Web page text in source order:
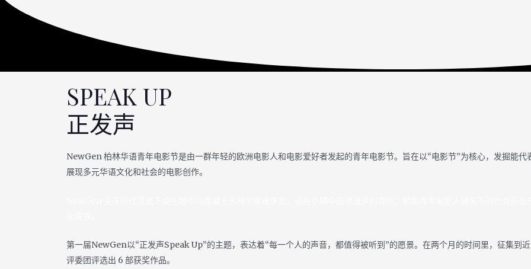
SPEAK UP
正发声
NewGen 柏林华语青年电影节是由一群年轻的欧洲电影人和电影爱好者发起的青年电影节。旨在以“电影节”为核心，发掘能
展现多元华语文化和社会的电影创作。
第一届NewGen以“正发声Speak Up”的主题，表达着“每一个人的声音，都值得被听到”的愿景。在两个月的时间里，征集到
评委团评选出 6 部获奖作品。